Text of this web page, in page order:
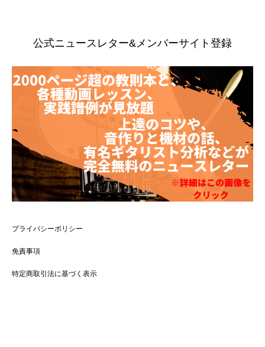
公式ニュースレター&メンバーサイト登録
プライバシーポリシー
免責事項
特定商取引法に基づく表示